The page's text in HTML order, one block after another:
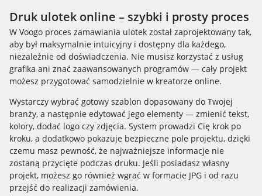
Druk ulotek online – szybki i prosty proces
W Voogo proces zamawiania ulotek został zaprojektowany tak,
aby był maksymalnie intuicyjny i dostępny dla każdego,
niezależnie od doświadczenia. Nie musisz korzystać z usług
grafika ani znać zaawansowanych programów — cały projekt
możesz przygotować samodzielnie w kreatorze online.
Wystarczy wybrać gotowy szablon dopasowany do Twojej
branży, a następnie edytować jego elementy — zmienić tekst,
kolory, dodać logo czy zdjęcia. System prowadzi Cię krok po
kroku, a dodatkowo pokazuje bezpieczne pole projektu, dzięki
czemu masz pewność, że najważniejsze informacje nie
zostaną przycięte podczas druku. Jeśli posiadasz własny
projekt, możesz go również wgrać w formacie JPG i od razu
przejść do realizacji zamówienia.